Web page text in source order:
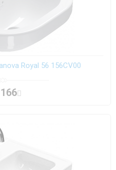
Royal 56 156CV00